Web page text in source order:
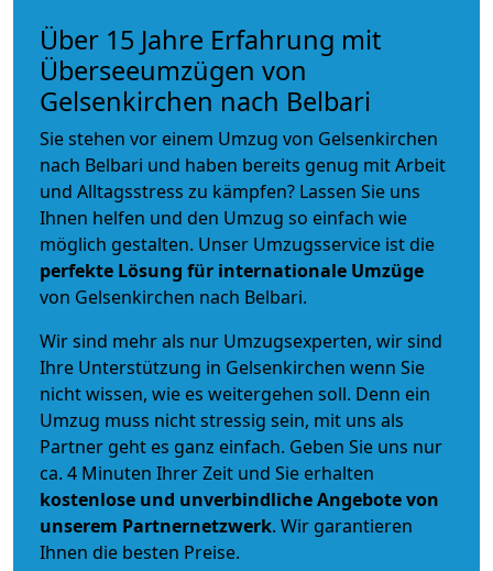
Über 15 Jahre Erfahrung mit
Überseeumzügen von
Gelsenkirchen nach Belbari
Sie stehen vor einem Umzug von Gelsenkirchen
nach Belbari und haben bereits genug mit Arbeit
und Alltagsstress zu kämpfen? Lassen Sie uns
Ihnen helfen und den Umzug so einfach wie
möglich gestalten. Unser Umzugsservice ist die
perfekte Lösung für internationale Umzüge
von Gelsenkirchen nach Belbari.
Wir sind mehr als nur Umzugsexperten, wir sind
Ihre Unterstützung in Gelsenkirchen wenn Sie
nicht wissen, wie es weitergehen soll. Denn ein
Umzug muss nicht stressig sein, mit uns als
Partner geht es ganz einfach. Geben Sie uns nur
ca. 4 Minuten Ihrer Zeit und Sie erhalten
kostenlose und unverbindlicheAngebote von
unserem Partnernetzwerk. Wir garantieren
Ihnen die besten Preise.